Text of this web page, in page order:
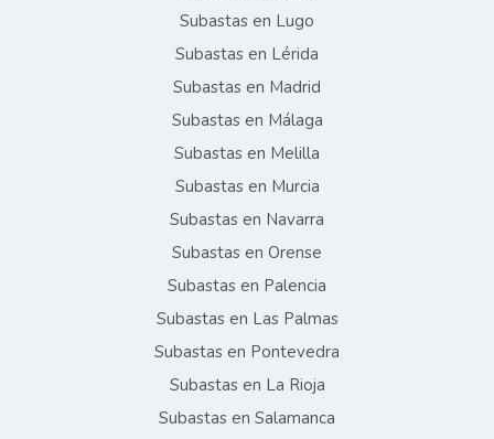
Subastas en Lugo
Subastas en Lérida
Subastas en Madrid
Subastas en Málaga
Subastas en Melilla
Subastas en Murcia
Subastas en Navarra
Subastas en Orense
Subastas en Palencia
Subastas en Las Palmas
Subastas en Pontevedra
Subastas en La Rioja
Subastas en Salamanca